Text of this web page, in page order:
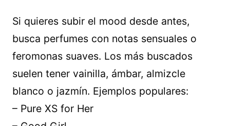
Si quieres subir el mood desde antes,
busca perfumes con notas sensuales o
feromonas suaves. Los más buscados
suelen tener vainilla, ámbar, almizcle
blanco o jazmín. Ejemplos populares:
– Pure XS for Her